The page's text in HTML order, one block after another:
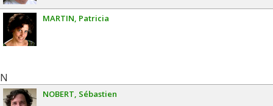
MARTIN Patricia
N
NOBERT Sébastien